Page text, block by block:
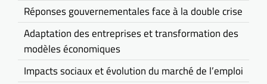
Réponses gouvernementales face à la double crise
Adaptation des entreprises et transformation des
modèles économiques
Impacts sociaux et évolution du marché de l’emploi